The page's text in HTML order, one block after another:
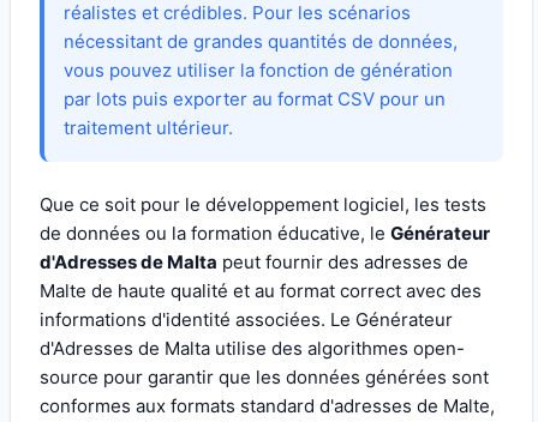
réalistes et crédibles. Pour les scénarios
nécessitant de grandes quantités de données,
vous pouvez utiliser la fonction de génération
par lots puis exporter au format CSV pour un
traitement ultérieur.
Que ce soit pour le développement logiciel, les tests
de données ou la formation éducative, le Générateur
d'Adresses de Malta peut fournir des adresses de
Malte de haute qualité et au format correct avec des
informations d'identité associées. Le Générateur
d'Adresses de Malta utilise des algorithmes open-
source pour garantir que les données générées sont
conformes aux formats standard d'adresses de Malte,